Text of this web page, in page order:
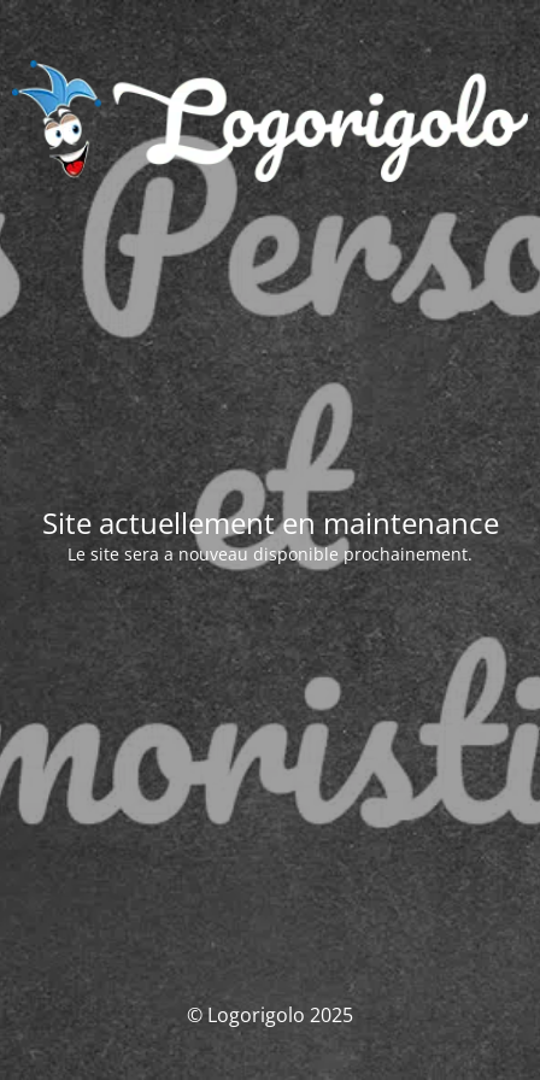
Site actuellement en maintenance
Le site sera a nouveau disponible prochainement.
© Logorigolo 2025